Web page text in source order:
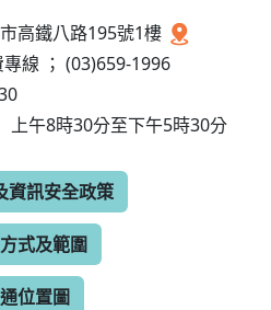
高鐵八路195號1樓
線 ； (03)659-1996
上午8時30分至下午5時30分
資訊安全政策
式及範圍
位置圖